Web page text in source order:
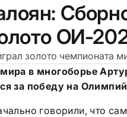
ОИ-
золото чемпионата
в многоборье
за победу на
говорили, что